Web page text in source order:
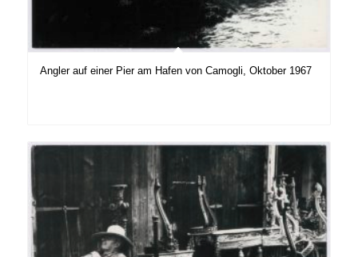
Angler auf einer Pier am Hafen von Camogli, Oktober 1967